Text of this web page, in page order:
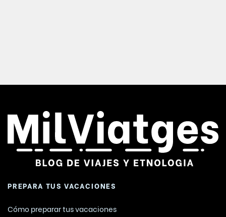
PREPARA TUS VACACIONES
Cómo preparar tus vacaciones